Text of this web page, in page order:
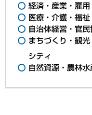
経済・産業・雇
医療・介護・福
自治体経営・官民
まちづくり・観
シティ
自然資源・農林